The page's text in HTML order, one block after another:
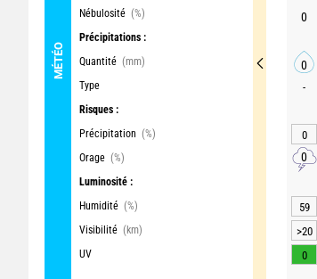
MÉTÉO
Nébulosité (%)
Précipitations :
Quantité (mm)
Type
Risques :
Précipitation (%)
Orage (%)
Luminosité :
Humidité (%)
Visibilité (km)
UV
0
0
-
0
0
59
>20
0